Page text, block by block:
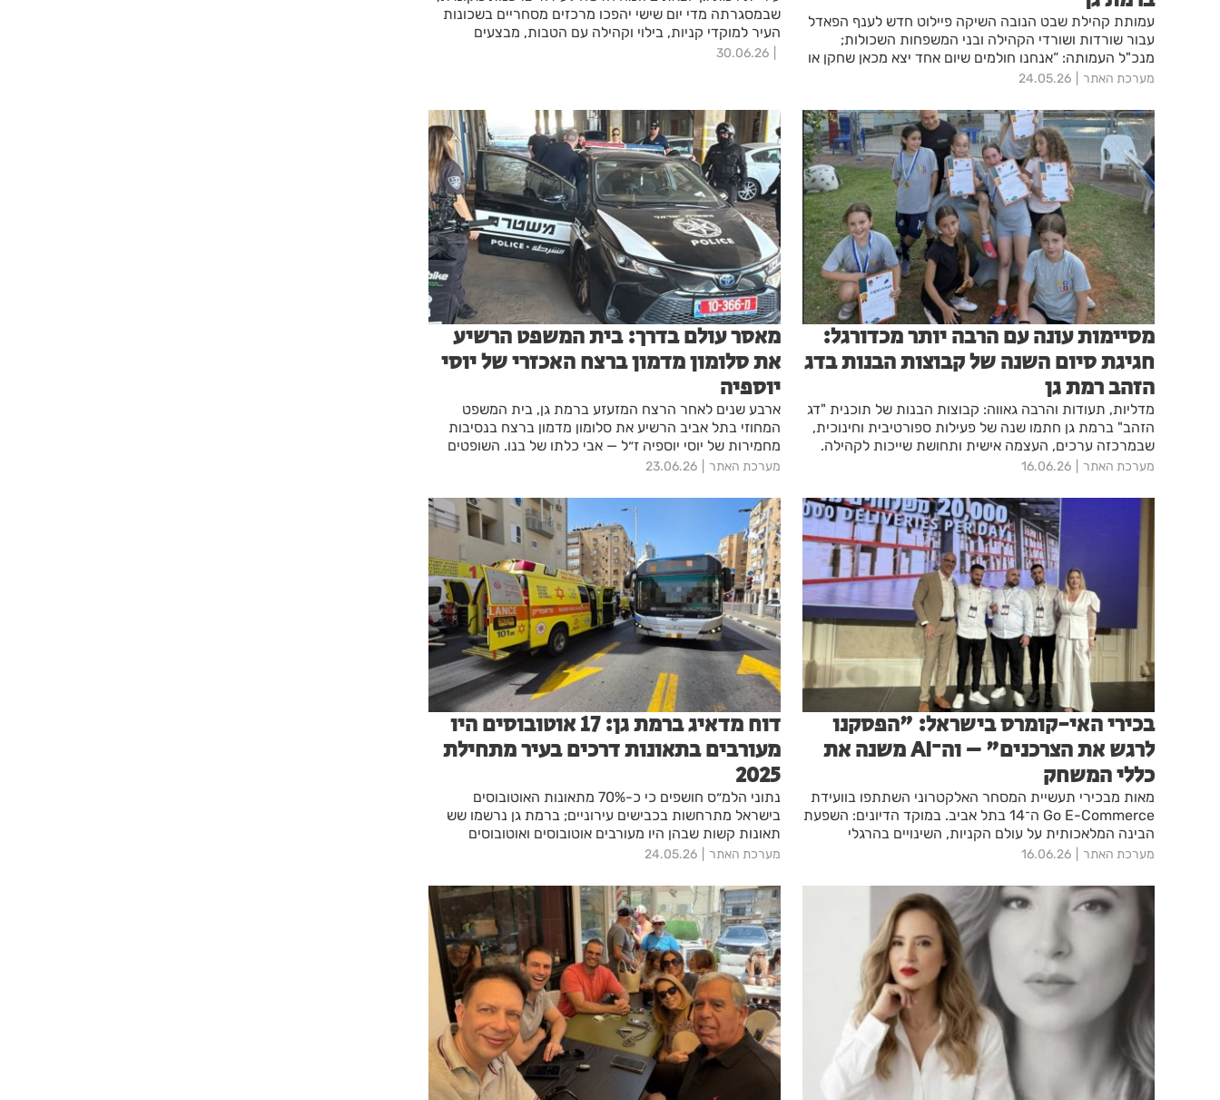
עמותת קהילת שבט הנובה השיקה פיילוט חדש לענף הפאדל
עבור שורדות ושורדי הקהילה ובני המשפחות השכולות;
מנכ"ל העמותה: “אנחנו חולמים שיום אחד יצא מכאן שחקן או
שחקנית שיגיעו עד האולימפיאדה”
מערכת האתר 24.05.26
שבמסגרתה מדי יום שישי יהפכו מרכזים מסחריים בשכונות
העיר למוקדי קניות, בילוי וקהילה עם הטבות, מבצעים
והופעות לתושבים.
30.06.26
מסיימות עונה עם הרבה יותר מכדורגל:
חגיגת סיום השנה של קבוצות הבנות בדג
הזהב רמת גן
מדליות, תעודות והרבה גאווה: קבוצות הבנות של תוכנית "דג
הזהב" ברמת גן חתמו שנה של פעילות ספורטיבית וחינוכית,
שבמרכזה ערכים, העצמה אישית ותחושת שייכות לקהילה.
מערכת האתר 16.06.26
מאסר עולם בדרך: בית המשפט הרשיע
את סלומון מדמון ברצח האכזרי של יוסי
יוספיה
ארבע שנים לאחר הרצח המזעזע ברמת גן, בית המשפט
המחוזי בתל אביב הרשיע את סלומון מדמון ברצח בנסיבות
מחמירות של יוסי יוספיה ז״ל — אבי כלתו של בנו. השופטים
דחו את טענת השכרות וקבעו: הנאשם היה מודע למעשיו
מערכת האתר 23.06.26
בכירי האי-קומרס בישראל: "הפסקנו
לרגש את הצרכנים" – וה־AI משנה את
כללי המשחק
מאות מבכירי תעשיית המסחר האלקטרוני השתתפו בוועידת
Go E-Commerce ה־14 בתל אביב. במוקד הדיונים: השפעת
הבינה המלאכותית על עולם הקניות, השינויים בהרגלי
הצריכה והאתגרים החדשים של הענף.
מערכת האתר 16.06.26
דוח מדאיג ברמת גן: 17 אוטובוסים היו
מעורבים בתאונות דרכים בעיר מתחילת
2025
נתוני הלמ״ס חושפים כי כ-70% מתאונות האוטובוסים
בישראל מתרחשות בכבישים עירוניים; ברמת גן נרשמו שש
תאונות קשות שבהן היו מעורבים אוטובוסים ואוטובוסים
זעירים
מערכת האתר 24.05.26